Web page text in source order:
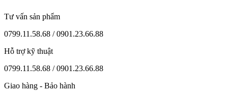
Tư vấn sản phẩm
0799.11.58.68 / 0901.23.66.88
Hỗ trợ kỹ thuật
0799.11.58.68 / 0901.23.66.88
Giao hàng - Bảo hành